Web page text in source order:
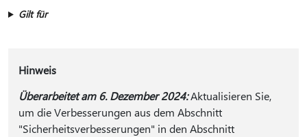
Gilt für
Hinweis
Überarbeitet am 6. Dezember 2024:Aktualisieren Sie,
um die Verbesserungen aus dem Abschnitt
"Sicherheitsverbesserungen" in den Abschnitt